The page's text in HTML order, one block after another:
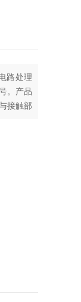
路处理
。产品
接触部